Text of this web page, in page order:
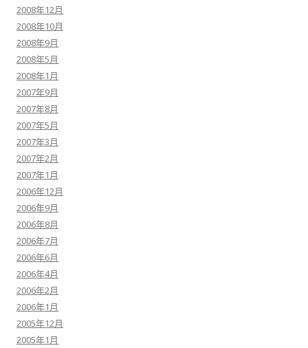
2008年12月
2008年10月
2008年9月
2008年5月
2008年1月
2007年9月
2007年8月
2007年5月
2007年3月
2007年2月
2007年1月
2006年12月
2006年9月
2006年8月
2006年7月
2006年6月
2006年4月
2006年2月
2006年1月
2005年12月
2005年1月